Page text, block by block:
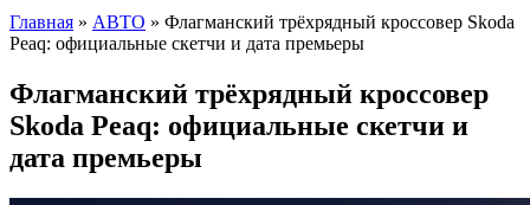
Главная » АВТО » Флагманский трёхрядный кроссовер Skoda
Peaq: официальные скетчи и дата премьеры
Флагманский трёхрядный кроссовер
Skoda Peaq: официальные скетчи и
дата премьеры